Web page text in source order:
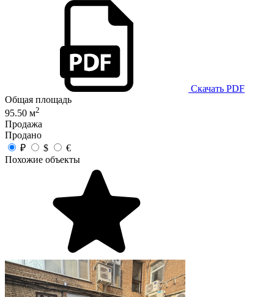
Скачать PDF
Общая площадь
95.50 м2
Продажа
Продано
₽
$
€
Похожие объекты